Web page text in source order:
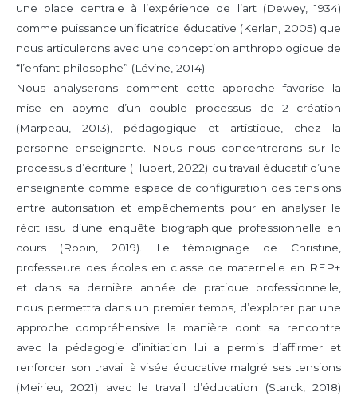
une place centrale à l’expérience de l’art (Dewey, 1934)
comme puissance unificatrice éducative (Kerlan, 2005) que
nous articulerons avec une conception anthropologique de
“l’enfant philosophe” (Lévine, 2014).
Nous analyserons comment cette approche favorise la
mise en abyme d’un double processus de 2 création
(Marpeau, 2013), pédagogique et artistique, chez la
personne enseignante. Nous nous concentrerons sur le
processus d’écriture (Hubert, 2022) du travail éducatif d’une
enseignante comme espace de configuration des tensions
entre autorisation et empêchements pour en analyser le
récit issu d’une enquête biographique professionnelle en
cours (Robin, 2019). Le témoignage de Christine,
professeure des écoles en classe de maternelle en REP+
et dans sa dernière année de pratique professionnelle,
nous permettra dans un premier temps, d’explorer par une
approche compréhensive la manière dont sa rencontre
avec la pédagogie d’initiation lui a permis d’affirmer et
renforcer son travail à visée éducative malgré ses tensions
(Meirieu, 2021) avec le travail d’éducation (Starck, 2018)